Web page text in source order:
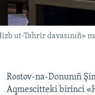
ut-Tahrir davasınıñ»
Rostov-na-Donunıñ
Aqmescitteki birinci